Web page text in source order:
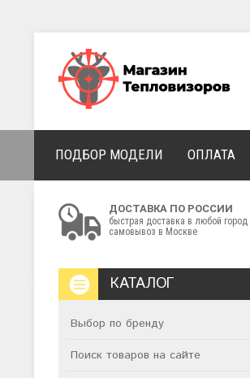
ПОДБОР МОДЕЛИ ОПЛАТА
ДОСТАВКА ПО РОССИИ
быстрая доставка в любой город
самовывоз в Москве
КАТАЛОГ
Выбор по бренду
Поиск товаров на сайте